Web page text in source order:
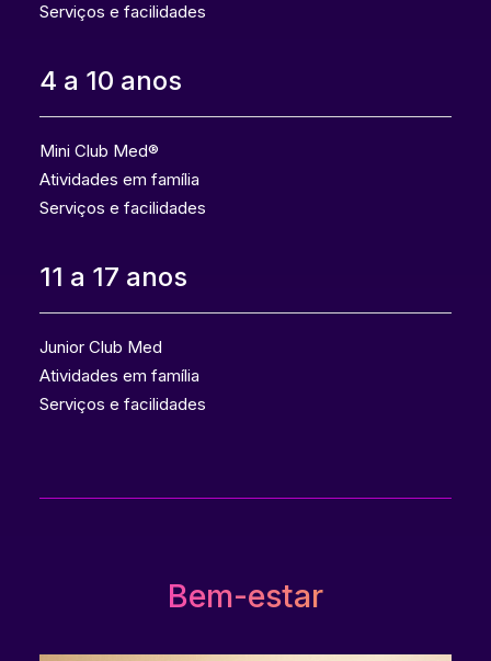
Serviços e facilidades
4 a 10 anos
Mini Club Med®
Atividades em família
Serviços e facilidades
11 a 17 anos
Junior Club Med
Atividades em família
Serviços e facilidades
Bem-estar